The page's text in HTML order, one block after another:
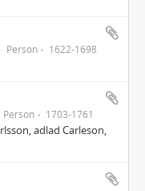
Person 1622-1698
Person 1703-1761
adlad Carleson,